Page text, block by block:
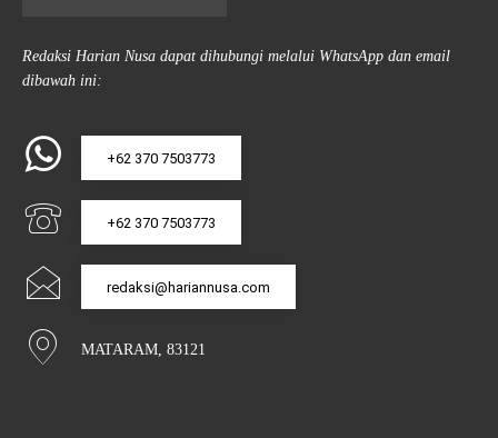
Redaksi Harian Nusa dapat dihubungi melalui WhatsApp dan email
dibawah ini:
+62 370 7503773
+62 370 7503773
redaksi@hariannusa.com
MATARAM, 83121